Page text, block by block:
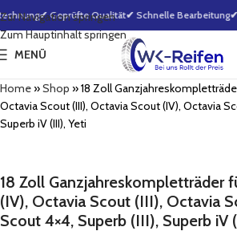
Zur Navigation springen
Zum Hauptinhalt springen
✔ Geprüfte Qualität✔ Schnelle Bearbeitung✔
MENÜ
Home»Shop »18 Zoll
Octavia Scout (III), Octavia Scout (IV), Octavia
Superb iV (III), Yeti
18 Zoll Ganzjahreskompletträder
(IV), Octavia Scout (III), Octavia
Scout 4×4, Superb (III), Superb iV